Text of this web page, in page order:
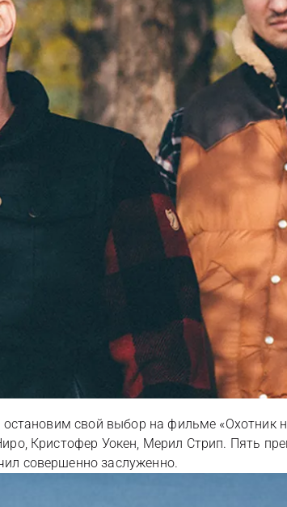
свой выбор на фильме «Охотник
Кристофер Уокен, Мерил Стрип. Пять
совершенно заслуженно.